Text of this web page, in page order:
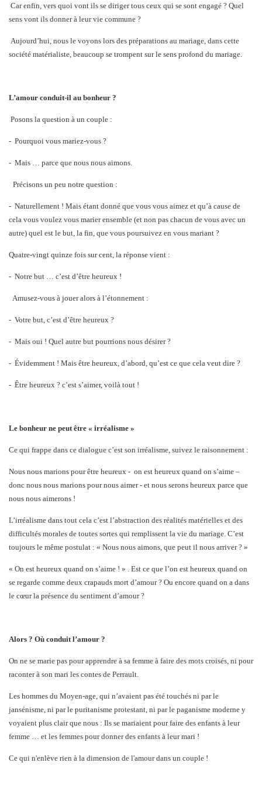
Car enfin, vers quoi vont ils se diriger tous ceux qui se sont engagé ? Quel
sens vont ils donner à leur vie commune ?
Aujourd’hui, nous le voyons lors des préparations au mariage, dans cette
société matérialiste, beaucoup se trompent sur le sens profond du mariage.
L’amour conduit-il au bonheur ?
Posons la question à un couple :
- Pourquoi vous mariez-vous ?
- Mais … parce que nous nous aimons.
Précisons un peu notre question :
- Naturellement ! Mais étant donné que vous vous aimez et qu’à cause de
cela vous voulez vous marier ensemble (et non pas chacun de vous avec un
autre) quel est le but, la fin, que vous poursuivez en vous mariant ?
Quatre-vingt quinze fois sur cent, la réponse vient :
- Notre but … c’est d’être heureux !
Amusez-vous à jouer alors à l’étonnement :
- Votre but, c’est d’être heureux ?
- Mais oui ! Quel autre but pourrions nous désirer ?
- Évidemment ! Mais être heureux, d’abord, qu’est ce que cela veut dire ?
- Être heureux ? c’est s’aimer, voilà tout !
Le bonheur ne peut être « irréalisme »
Ce qui frappe dans ce dialogue c’est son irréalisme, suivez le raisonnement :
Nous nous marions pour être heureux - on est heureux quand on s’aime –
donc nous nous marions pour nous aimer - et nous serons heureux parce que
nous nous aimerons !
L’irréalisme dans tout cela c’est l’abstraction des réalités matérielles et des
difficultés morales de toutes sortes qui remplissent la vie du mariage. C’est
toujours le même postulat : « Nous nous aimons, que peut il nous arriver ? »
« On est heureux quand on s’aime ! » . Est ce que l’on est heureux quand on
se regarde comme deux crapauds mort d’amour ? Ou encore quand on a dans
le cœur la présence du sentiment d’amour ?
Alors ? Où conduit l’amour ?
On ne se marie pas pour apprendre à sa femme à faire des mots croisés, ni pour
raconter à son mari les contes de Perrault.
Les hommes du Moyen-age, qui n’avaient pas été touchés ni par le
jansénisme, ni par le puritanisme protestant, ni par le paganisme moderne y
voyaient plus clair que nous : Ils se mariaient pour faire des enfants à leur
femme … et les femmes pour donner des enfants à leur mari !
Ce qui n'enlève rien à la dimension de l'amour dans un couple !